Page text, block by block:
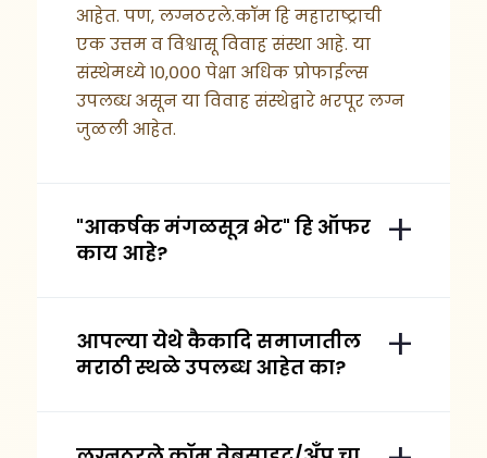
आहेत. पण, लग्नठरले.कॉम हि महाराष्ट्राची
एक उत्तम व विश्वासू विवाह संस्था आहे. या
संस्थेमध्ये १०,००० पेक्षा अधिक प्रोफाईल्स
उपलब्ध असून या विवाह संस्थेद्वारे भरपूर लग्न
जुळली आहेत.
"आकर्षक मंगळसूत्र भेट" हि ऑफर
काय आहे?
आपल्या येथे कैकादि समाजातील
मराठी स्थळे उपलब्ध आहेत का?